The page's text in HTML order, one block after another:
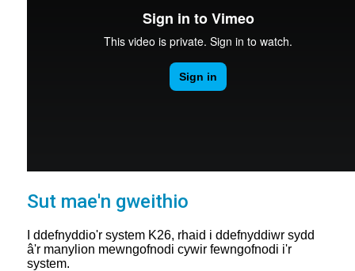
Sut mae'n gweithio
I ddefnyddio'r system K26, rhaid i ddefnyddiwr sydd
â'r manylion mewngofnodi cywir fewngofnodi i'r
system.